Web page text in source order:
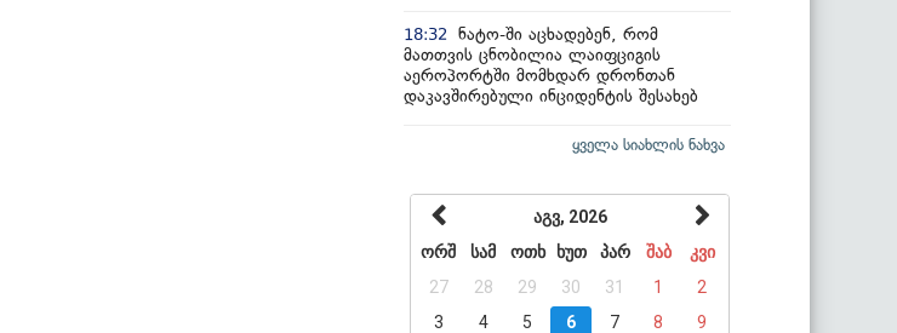
18:32
ნატო-ში აცხადებენ, რომ
მათთვის ცნობილია ლაიფციგის
აეროპორტში მომხდარ დრონთან
დაკავშირებული ინციდენტის შესახებ
ყველა სიახლის ნახვა
აგვ, 2026
ორშ
სამ ოთხ ხუთ პარ შაბ
კვი
27
28 29 30 31 1
2
3
4 5 6 7 8
9